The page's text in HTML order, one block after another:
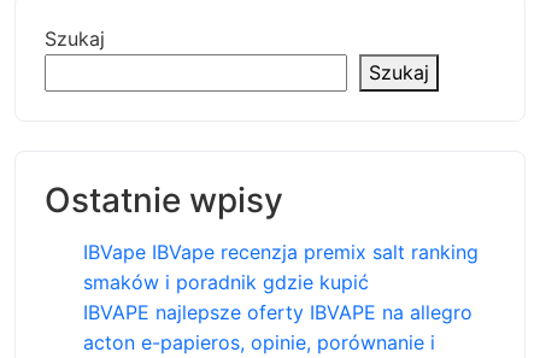
Szukaj
Szukaj
Ostatnie wpisy
IBVape IBVape recenzja premix salt ranking
smaków i poradnik gdzie kupić
IBVAPE najlepsze oferty IBVAPE na allegro
acton e-papieros, opinie, porównanie i